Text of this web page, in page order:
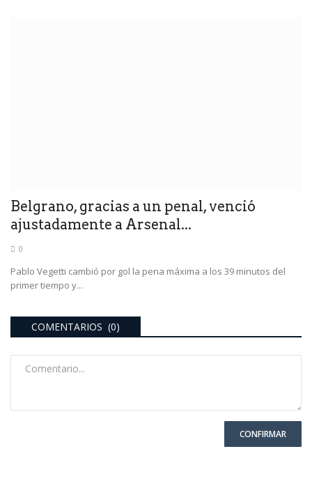
Belgrano, gracias a un penal, venció
ajustadamente a Arsenal...
0
Pablo Vegetti cambió por gol la pena máxima a los 39 minutos del
primer tiempo y...
COMENTARIOS (0)
CONFIRMAR